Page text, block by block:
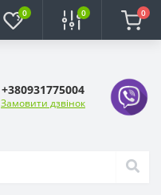
0 0 0
+380931775004
Замовити дзвінок